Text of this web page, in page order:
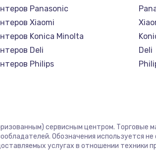
Panasonic
Xiaomi
Konica Minolta
Deli
Philips
TSC
Fujitsu
Deli
TSC
сервисным центром. Торговые
Обозначения используется
услугах в отношении техники